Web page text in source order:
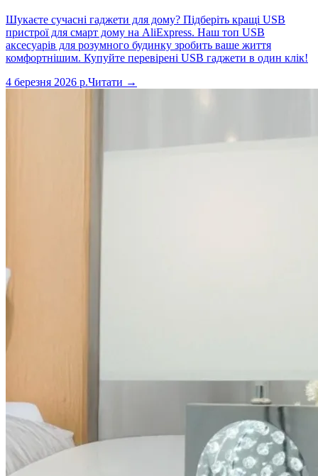
Шукаєте сучасні гаджети для дому? Підберіть кращі USB
пристрої для смарт дому на AliExpress. Наш топ USB
аксесуарів для розумного будинку зробить ваше життя
комфортнішим. Купуйте перевірені USB гаджети в один клік!
4 березня 2026 р.Читати →